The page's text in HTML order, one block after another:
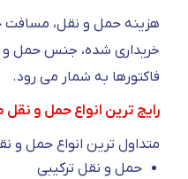
هزینه حمل و نقل، مسافت
خریداری شده، جنس حمل و
فاکتورها به شمار می رود.
رایج ترین انواع حمل و
متداول ترین انواع حمل و
حمل و نقل ترکیبی